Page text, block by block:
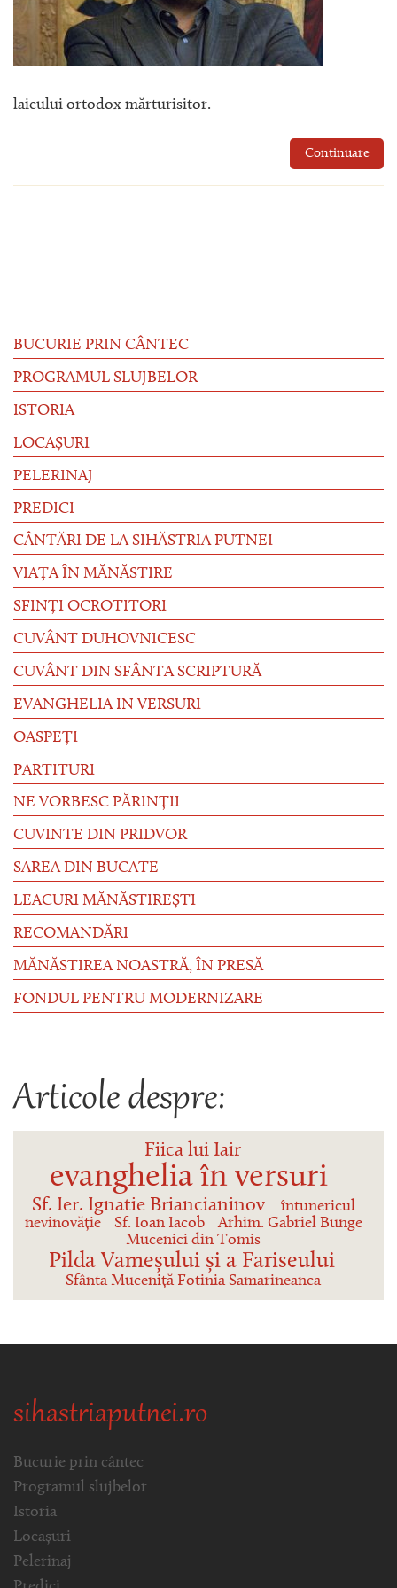
laicului ortodox mărturisitor.
Continuare
BUCURIE PRIN CÂNTEC
PROGRAMUL SLUJBELOR
ISTORIA
LOCAȘURI
PELERINAJ
PREDICI
CÂNTĂRI DE LA SIHĂSTRIA PUTNEI
VIAȚA ÎN MĂNĂSTIRE
SFINȚI OCROTITORI
CUVÂNT DUHOVNICESC
CUVÂNT DIN SFÂNTA SCRIPTURĂ
EVANGHELIA IN VERSURI
OASPEȚI
PARTITURI
NE VORBESC PĂRINȚII
CUVINTE DIN PRIDVOR
SAREA DIN BUCATE
LEACURI MĂNĂSTIREȘTI
RECOMANDĂRI
MĂNĂSTIREA NOASTRĂ, ÎN PRESĂ
FONDUL PENTRU MODERNIZARE
Articole despre:
Fiica lui Iair
evanghelia în versuri
Sf. Ier. Ignatie Briancianinov
întunericul
nevinovăție
Sf. Ioan Iacob
Arhim. Gabriel Bunge
Mucenici din Tomis
Pilda Vameșului și a Fariseului
Sfânta Muceniță Fotinia Samarineanca
sihastriaputnei.ro
Bucurie prin cântec
Programul slujbelor
Istoria
Locașuri
Pelerinaj